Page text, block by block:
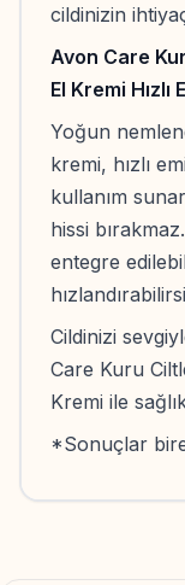
cildinizin
Avon Care
El Kremi Hızlı
Yoğun
kremi, hızlı
kullanım
hissi
entegre
Cildinizi
Care Kuru
Kremi ile
*Sonuçlar